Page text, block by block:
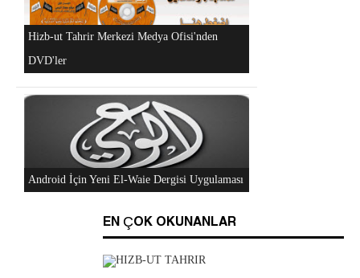
Al-Raya Gazetesi Yeniden Yayında
"Hizb-ut Tahrir'in Gazze'yi Desteklemek İçin
Düzenlediği Küresel Faaliyetler..." DVD'si
EN ÇOK OKUNANLAR